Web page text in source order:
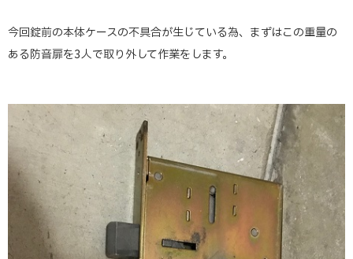
今回錠前の本体ケースの不具合が生じている為、まずはこの重量の
ある防音扉を3人で取り外して作業をします。